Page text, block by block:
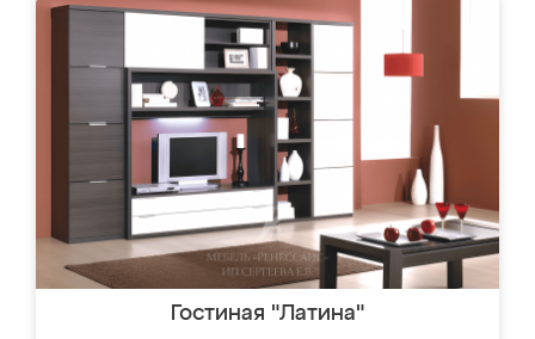
Гостиная "Латина"